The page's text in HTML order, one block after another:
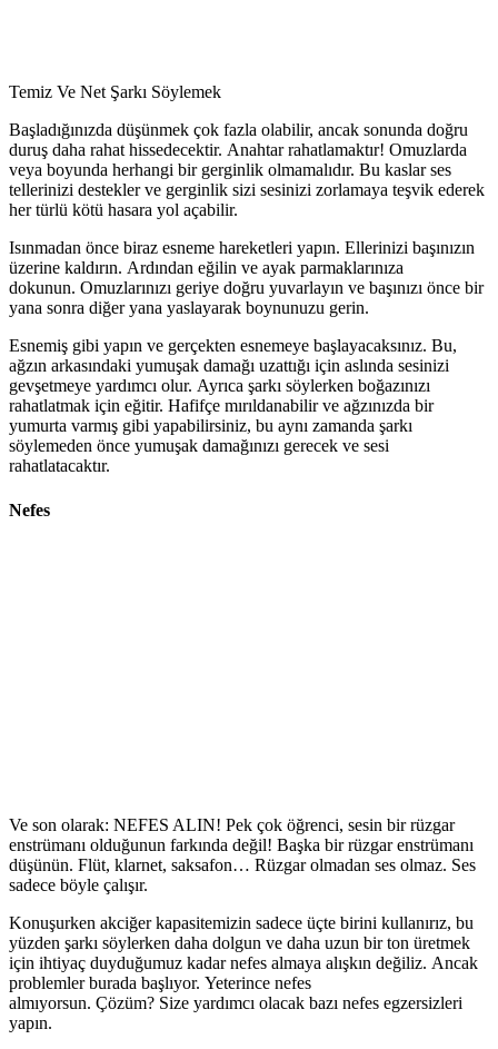
Temiz Ve Net Şarkı Söylemek
Başladığınızda düşünmek çok fazla olabilir, ancak sonunda doğru
duruş daha rahat hissedecektir. Anahtar rahatlamaktır! Omuzlarda
veya boyunda herhangi bir gerginlik olmamalıdır. Bu kaslar ses
tellerinizi destekler ve gerginlik sizi sesinizi zorlamaya teşvik ederek
her türlü kötü hasara yol açabilir.
Isınmadan önce biraz esneme hareketleri yapın. Ellerinizi başınızın
üzerine kaldırın. Ardından eğilin ve ayak parmaklarınıza
dokunun. Omuzlarınızı geriye doğru yuvarlayın ve başınızı önce bir
yana sonra diğer yana yaslayarak boynunuzu gerin.
Esnemiş gibi yapın ve gerçekten esnemeye başlayacaksınız. Bu,
ağzın arkasındaki yumuşak damağı uzattığı için aslında sesinizi
gevşetmeye yardımcı olur. Ayrıca şarkı söylerken boğazınızı
rahatlatmak için eğitir. Hafifçe mırıldanabilir ve ağzınızda bir
yumurta varmış gibi yapabilirsiniz, bu aynı zamanda şarkı
söylemeden önce yumuşak damağınızı gerecek ve sesi
rahatlatacaktır.
Nefes
Ve son olarak: NEFES ALIN! Pek çok öğrenci, sesin bir rüzgar
enstrümanı olduğunun farkında değil! Başka bir rüzgar enstrümanı
düşünün. Flüt, klarnet, saksafon… Rüzgar olmadan ses olmaz. Ses
sadece böyle çalışır.
Konuşurken akciğer kapasitemizin sadece üçte birini kullanırız, bu
yüzden şarkı söylerken daha dolgun ve daha uzun bir ton üretmek
için ihtiyaç duyduğumuz kadar nefes almaya alışkın değiliz. Ancak
problemler burada başlıyor. Yeterince nefes
almıyorsun. Çözüm? Size yardımcı olacak bazı nefes egzersizleri
yapın.